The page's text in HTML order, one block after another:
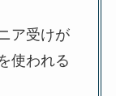
ア受けが
使われる